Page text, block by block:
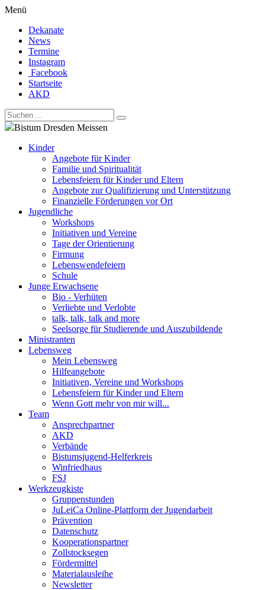
Menü
Dekanate
News
Termine
Instagram
Facebook
Startseite
AKD
Bistum Dresden Meissen
Kinder
Angebote für Kinder
Familie und Spiritualität
Lebensfeiern für Kinder und Eltern
Angebote zur Qualifizierung und Unterstützung
Finanzielle Förderungen vor Ort
Jugendliche
Workshops
Initiativen und Vereine
Tage der Orientierung
Firmung
Lebenswendefeiern
Schule
Junge Erwachsene
Bio - Verhüten
Verliebte und Verlobte
talk, talk, talk and more
Seelsorge für Studierende und Auszubildende
Ministranten
Lebensweg
Mein Lebensweg
Hilfeangebote
Initiativen, Vereine und Workshops
Lebensfeiern für Kinder und Eltern
Wenn Gott mehr von mir will...
Team
Ansprechpartner
AKD
Verbände
Bistumsjugend-Helferkreis
Winfriedhaus
FSJ
Werkzeugkiste
Gruppenstunden
JuLeiCa Online-Plattform der Jugendarbeit
Prävention
Datenschutz
Kooperationspartner
Zollstocksegen
Fördermittel
Materialausleihe
Newsletter